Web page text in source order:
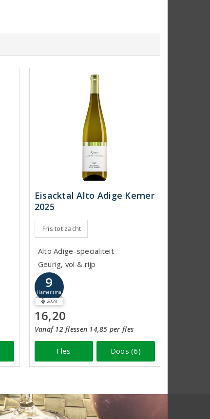
Eisacktal Alto Adige Kerner
2025
Fris tot zacht
Alto Adige-specialiteit
Geurig, vol & rijp
9
Hamersma
2023
16,20
Vanaf 12 flessen 14,85 per fles
Fles Doos (6)